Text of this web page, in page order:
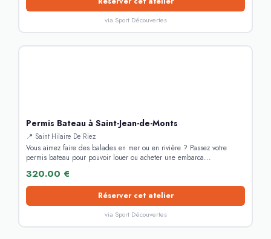
via Sport Découvertes
Permis Bateau à Saint-Jean-de-Monts
📍 Saint Hilaire De Riez
Vous aimez faire des balades en mer ou en rivière ? Passez votre
permis bateau pour pouvoir louer ou acheter une embarca...
320.00 €
Réserver cet atelier
via Sport Découvertes